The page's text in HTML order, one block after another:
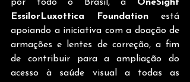
por todo o Brasil, a OneSight
EssilorLuxottica Foundation está
apoiando a iniciativa com a doação de
armações e lentes de correção, a fim
de contribuir para a ampliação do
acesso à saúde visual a todas as